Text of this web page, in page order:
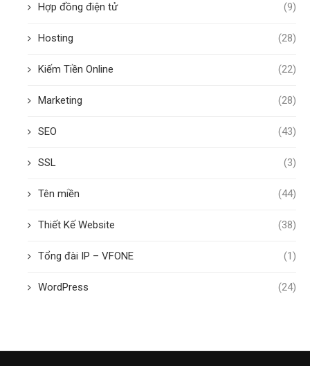
Hợp đồng điện tử (9)
Hosting (28)
Kiếm Tiền Online (22)
Marketing (28)
SEO (43)
SSL (3)
Tên miền (44)
Thiết Kế Website (38)
Tổng đài IP – VFONE (1)
WordPress (24)